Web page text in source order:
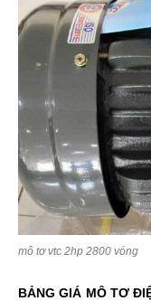
mô tơ vtc 2hp 2800 vóng
BẢNG GIÁ MÔ TƠ